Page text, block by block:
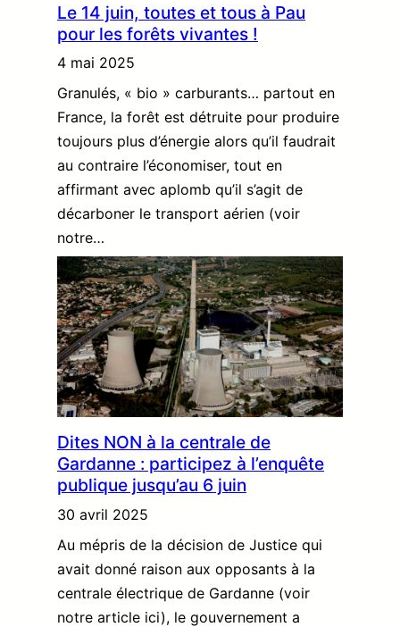
Le 14 juin, toutes et tous à Pau
pour les forêts vivantes !
4 mai 2025
Granulés, « bio » carburants… partout en
France, la forêt est détruite pour produire
toujours plus d’énergie alors qu’il faudrait
au contraire l’économiser, tout en
affirmant avec aplomb qu’il s’agit de
décarboner le transport aérien (voir
notre…
Dites NON à la centrale de
Gardanne : participez à l’enquête
publique jusqu’au 6 juin
30 avril 2025
Au mépris de la décision de Justice qui
avait donné raison aux opposants à la
centrale électrique de Gardanne (voir
notre article ici), le gouvernement a